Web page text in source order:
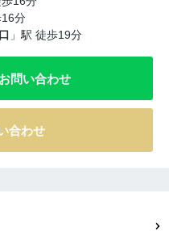
16分
」駅 徒歩19分
問い合わせ
合わせ